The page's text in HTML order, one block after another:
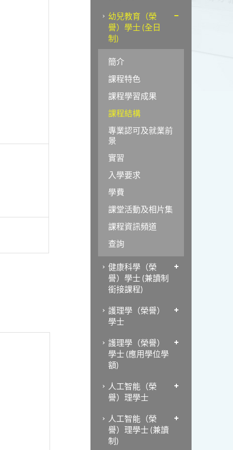
幼兒教育（榮
譽）學士 (全日
制)
簡介
課程特色
課程學習成果
課程結構
專業認可及就業前
景
實習
入學要求
學費
課堂活動及相片集
課程資訊頻道
查詢
健康科學（榮
譽）學士 (兼讀制
銜接課程)
護理學（榮譽）
學士
護理學（榮譽）
學士 (應用學位學
額)
人工智能（榮
譽）理學士
人工智能（榮
譽）理學士 (兼讀
制)